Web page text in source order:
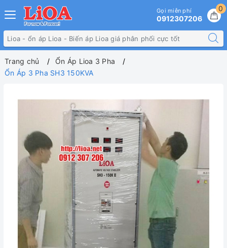
0
Gọi miễn phí
0912307206
Trang chủ
Ổn Áp Lioa 3 Pha
Ổn Áp 3 Pha SH3 150KVA